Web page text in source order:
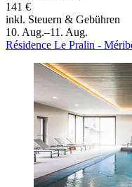
141 €
inkl. Steuern & Gebühren
10. Aug.–11. Aug.
Résidence Le Pralin -